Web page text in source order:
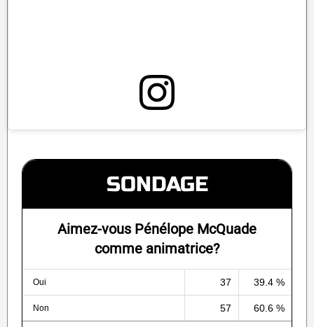
SONDAGE
Aimez-vous Pénélope McQuade
comme animatrice?
Oui 37 39.4 %
Non 57 60.6 %